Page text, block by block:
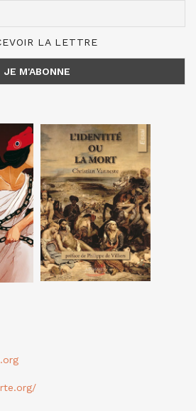
LA LETTRE